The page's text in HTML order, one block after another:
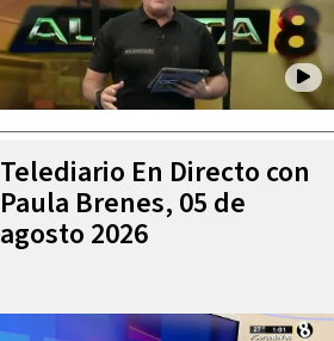
Telediario En Directo con
Paula Brenes, 05 de
agosto 2026